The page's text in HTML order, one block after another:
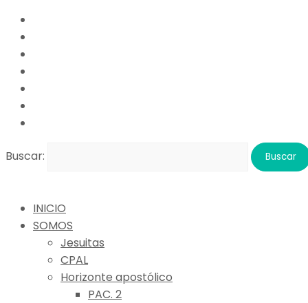
Buscar:
INICIO
SOMOS
Jesuitas
CPAL
Horizonte apostólico
PAC. 2